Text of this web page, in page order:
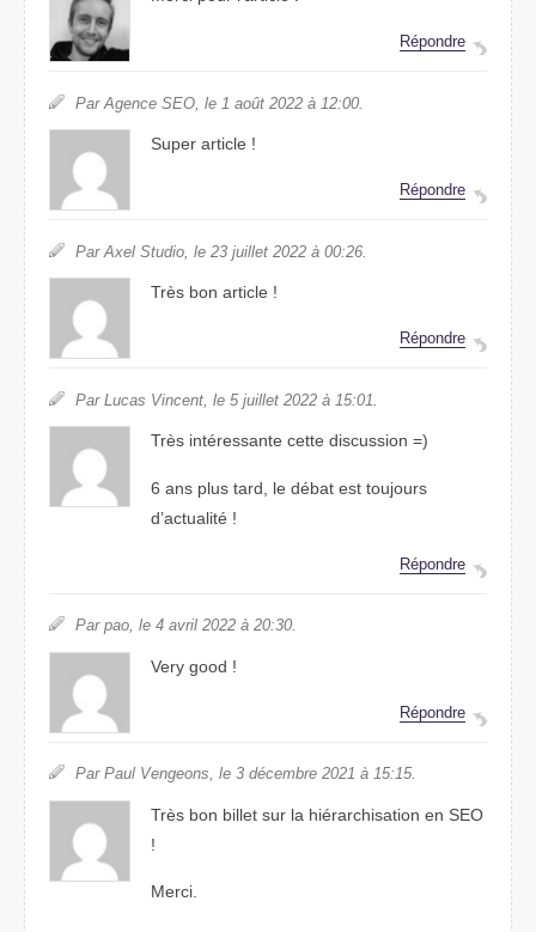
Répondre
Par Agence SEO, le 1 août 2022 à 12:00.
Super article !
Répondre
Par Axel Studio, le 23 juillet 2022 à 00:26.
Très bon article !
Répondre
Par Lucas Vincent, le 5 juillet 2022 à 15:01.
Très intéressante cette discussion =)
6 ans plus tard, le débat est toujours
d’actualité !
Répondre
Par pao, le 4 avril 2022 à 20:30.
Very good !
Répondre
Par Paul Vengeons, le 3 décembre 2021 à 15:15.
Très bon billet sur la hiérarchisation en SEO
!
Merci.